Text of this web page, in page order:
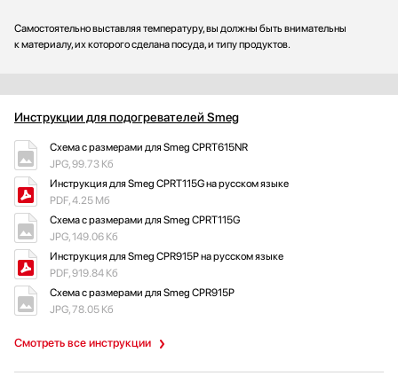
Самостоятельно выставляя температуру, вы должны быть внимательны
к материалу, их которого сделана посуда, и типу продуктов.
Инструкции для подогревателей Smeg
Смотреть все инструкции
Схема с размерами для Smeg CPRT615NR
JPG, 99.73 Кб
Инструкция для Smeg CPRT115G на русском языке
PDF, 4.25 Мб
Схема с размерами для Smeg CPRT115G
JPG, 149.06 Кб
Инструкция для Smeg CPR915P на русском языке
PDF, 919.84 Кб
Схема с размерами для Smeg CPR915P
JPG, 78.05 Кб